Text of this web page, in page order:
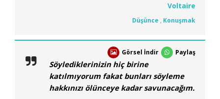
Voltaire
Düşünce , Konuşmak
Görsel İndir Paylaş
Söylediklerinizin hiç birine
katılmıyorum fakat bunları söyleme
hakkınızı ölünceye kadar savunacağım.